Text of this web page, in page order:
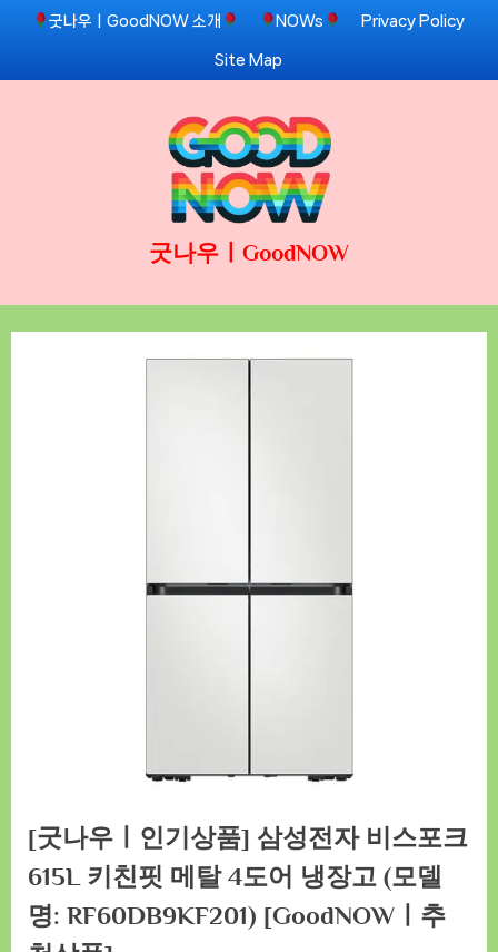
Skip
content
굿나우ㅣGoodNOW 소개 NOWs Privacy Policy
Site Map
굿나우ㅣGoodNOW
[굿나우ㅣ인기상품] 삼성전자 비스포크
615L 키친핏 메탈 4도어 냉장고 (모델
명: RF60DB9KF201) [GoodNOWㅣ추